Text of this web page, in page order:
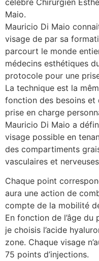
Maio.
Mauricio Di Maio
visage de par sa
parcourt le monde
médecins esthétiques
protocole pour une
La technique est la
fonction des besoins et
prise en charge
Mauricio Di Maio a
visage possible en
des compartiments
vasculaires et
Chaque point
aura une action de
compte de la mobilité
En fonction de l’âge
je choisis l’acide
zone. Chaque visage
75 points d’injections.